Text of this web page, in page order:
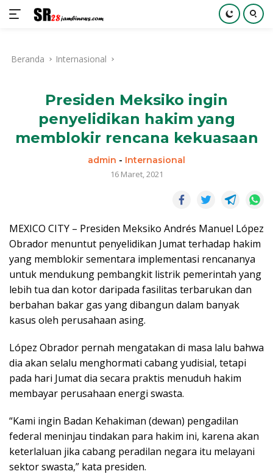
kontenBeranda Internasional
Presiden Meksiko ingin
penyelidikan hakim yang
memblokir rencana kekuasaan
admin - Internasional
16 Maret, 2021
MEXICO CITY – Presiden Meksiko Andrés Manuel López
Obrador menuntut penyelidikan Jumat terhadap hakim
yang memblokir sementara implementasi rencananya
untuk mendukung pembangkit listrik pemerintah yang
lebih tua dan kotor daripada fasilitas terbarukan dan
berbahan bakar gas yang dibangun dalam banyak
kasus oleh perusahaan asing.
López Obrador pernah mengatakan di masa lalu bahwa
dia akan selalu menghormati cabang yudisial, tetapi
pada hari Jumat dia secara praktis menuduh hakim
membayar perusahaan energi swasta.
“Kami ingin Badan Kehakiman (dewan) pengadilan
federal meninjau tindakan para hakim ini, karena akan
keterlaluan jika cabang peradilan negara itu melayani
sektor swasta,” kata presiden.